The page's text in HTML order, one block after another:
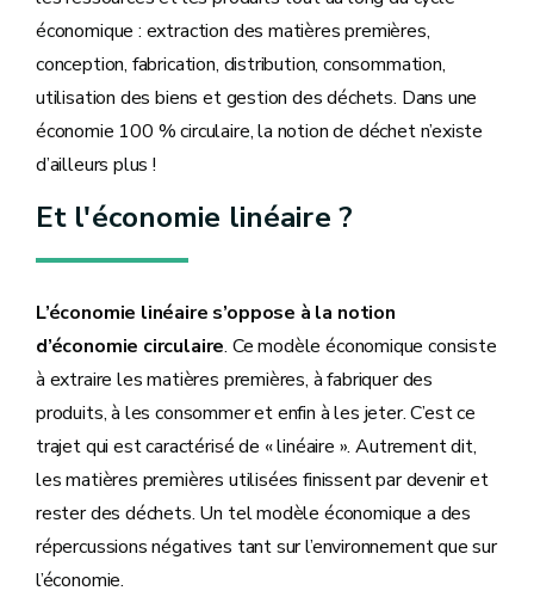
économique : extraction des matières premières,
conception, fabrication, distribution, consommation,
utilisation des biens et gestion des déchets. Dans une
économie 100 % circulaire, la notion de déchet n’existe
d’ailleurs plus !
Et l'économie linéaire ?
L’économie linéaire s’oppose à la notion
d’économie circulaire. Ce modèle économique consiste
à extraire les matières premières, à fabriquer des
produits, à les consommer et enfin à les jeter. C’est ce
trajet qui est caractérisé de « linéaire ». Autrement dit,
les matières premières utilisées finissent par devenir et
rester des déchets. Un tel modèle économique a des
répercussions négatives tant sur l’environnement que sur
l’économie.